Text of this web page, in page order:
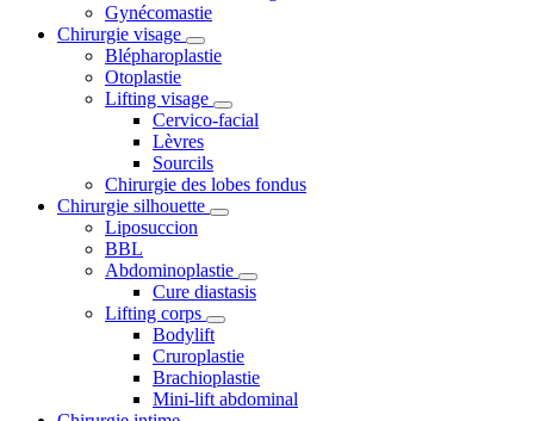
Gynécomastie
Chirurgie visage
Blépharoplastie
Otoplastie
Lifting visage
Cervico-facial
Lèvres
Sourcils
Chirurgie des lobes fondus
Chirurgie silhouette
Liposuccion
BBL
Abdominoplastie
Cure diastasis
Lifting corps
Bodylift
Cruroplastie
Brachioplastie
Mini-lift abdominal